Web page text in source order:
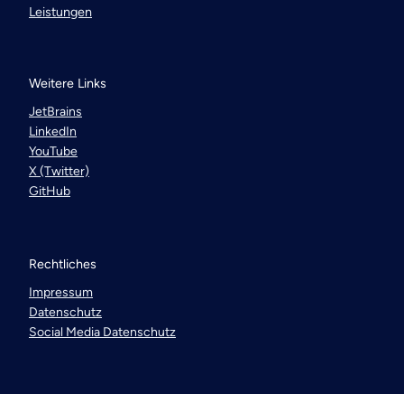
Leistungen
Weitere Links
JetBrains
LinkedIn
YouTube
X (Twitter)
GitHub
Rechtliches
Impressum
Datenschutz
Social Media Datenschutz